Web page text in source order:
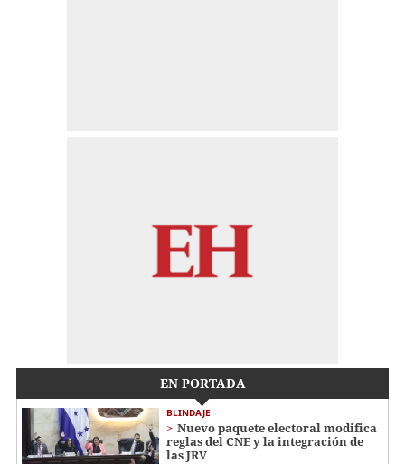
EN PORTADA
BLINDAJE
Nuevo paquete electoral modifica
reglas del CNE y la integración de
las JRV